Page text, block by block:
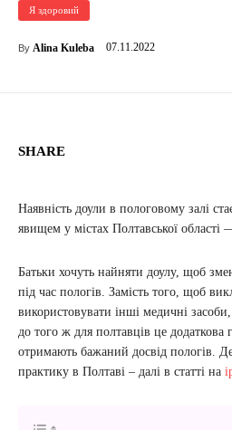
Я здоровий
By Alina Kuleba 07.11.2022
SHARE
Наявність доули в пологовому залі
явищем у містах Полтавської області
Батьки хочуть найняти доулу, щоб
під час пологів. Замість того, щоб
використовувати інші медичні
до того ж для полтавців це додаткова
отримають бажаний досвід пологів.
практику в Полтаві – далі в статті на